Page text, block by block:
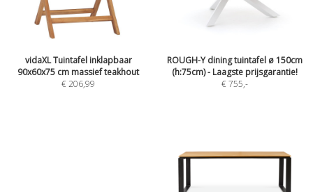
vidaXL Tuintafel inklapbaar
90x60x75 cm massief teakhout
€ 206,99
ROUGH-Y dining tuintafel ø 150cm
(h:75cm) - Laagste prijsgarantie!
€ 755,-